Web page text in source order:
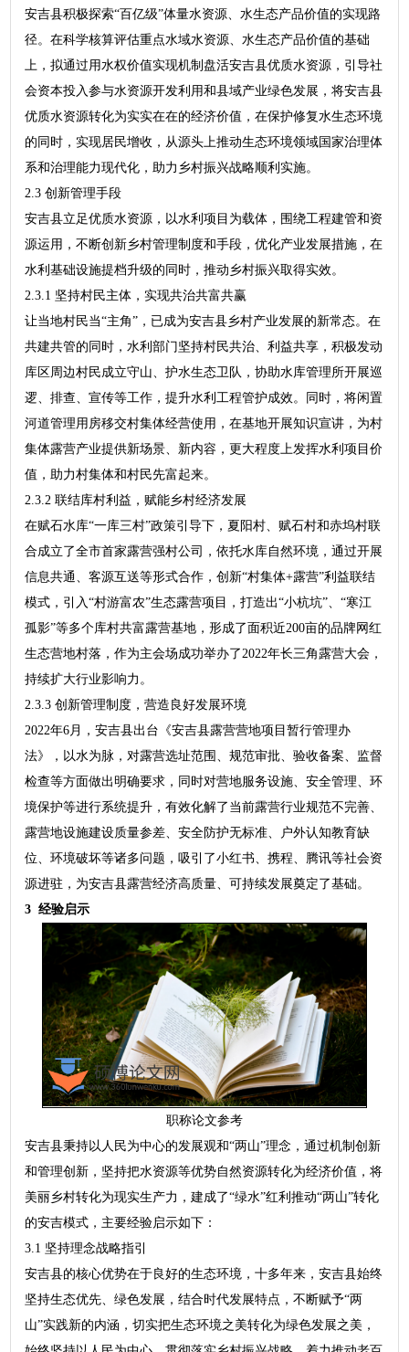
安吉县积极探索“百亿级”体量水资源、水生态产品价值的实现路
径。在科学核算评估重点水域水资源、水生态产品价值的基础
上，拟通过用水权价值实现机制盘活安吉县优质水资源，引导社
会资本投入参与水资源开发利用和县域产业绿色发展，将安吉县
优质水资源转化为实实在在的经济价值，在保护修复水生态环境
的同时，实现居民增收，从源头上推动生态环境领域国家治理体
系和治理能力现代化，助力乡村振兴战略顺利实施。
2.3 创新管理手段
安吉县立足优质水资源，以水利项目为载体，围绕工程建管和资
源运用，不断创新乡村管理制度和手段，优化产业发展措施，在
水利基础设施提档升级的同时，推动乡村振兴取得实效。
2.3.1 坚持村民主体，实现共治共富共赢
让当地村民当“主角”，已成为安吉县乡村产业发展的新常态。在
共建共管的同时，水利部门坚持村民共治、利益共享，积极发动
库区周边村民成立守山、护水生态卫队，协助水库管理所开展巡
逻、排查、宣传等工作，提升水利工程管护成效。同时，将闲置
河道管理用房移交村集体经营使用，在基地开展知识宣讲，为村
集体露营产业提供新场景、新内容，更大程度上发挥水利项目价
值，助力村集体和村民先富起来。
2.3.2 联结库村利益，赋能乡村经济发展
在赋石水库“一库三村”政策引导下，夏阳村、赋石村和赤坞村联
合成立了全市首家露营强村公司，依托水库自然环境，通过开展
信息共通、客源互送等形式合作，创新“村集体+露营”利益联结
模式，引入“村游富农”生态露营项目，打造出“小杭坑”、“寒江
孤影”等多个库村共富露营基地，形成了面积近200亩的品牌网红
生态营地村落，作为主会场成功举办了2022年长三角露营大会，
持续扩大行业影响力。
2.3.3 创新管理制度，营造良好发展环境
2022年6月，安吉县出台《安吉县露营营地项目暂行管理办
法》，以水为脉，对露营选址范围、规范审批、验收备案、监督
检查等方面做出明确要求，同时对营地服务设施、安全管理、环
境保护等进行系统提升，有效化解了当前露营行业规范不完善、
露营地设施建设质量参差、安全防护无标准、户外认知教育缺
位、环境破坏等诸多问题，吸引了小红书、携程、腾讯等社会资
源进驻，为安吉县露营经济高质量、可持续发展奠定了基础。
3 经验启示
职称论文参考
安吉县秉持以人民为中心的发展观和“两山”理念，通过机制创新
和管理创新，坚持把水资源等优势自然资源转化为经济价值，将
美丽乡村转化为现实生产力，建成了“绿水”红利推动“两山”转化
的安吉模式，主要经验启示如下：
3.1 坚持理念战略指引
安吉县的核心优势在于良好的生态环境，十多年来，安吉县始终
坚持生态优先、绿色发展，结合时代发展特点，不断赋予“两
山”实践新的内涵，切实把生态环境之美转化为绿色发展之美，